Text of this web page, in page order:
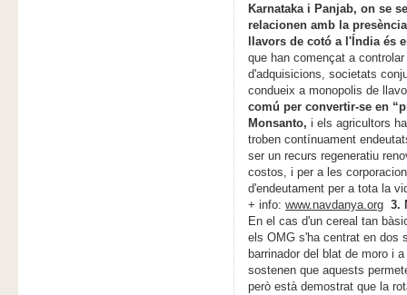
Karnataka i Panjab, on se
relacionen amb la
llavors de cotó a l'Índia és
que han començat a
d'adquisicions, societats
condueix a monopolis de
comú per convertir-se en
Monsanto, i els agricultors
troben contínuament
ser un recurs regeneratiu
costos, i per a les
d'endeutament per a tota la
+ info: www.navdanya.org 3.
En el cas d'un cereal tan
els OMG s'ha centrat en dos
barrinador del blat de moro i
sostenen que aquests
però està demostrat que la